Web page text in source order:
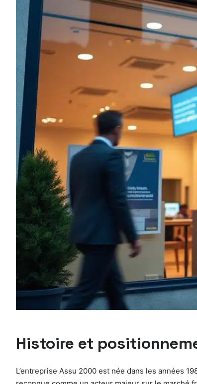
Histoire et
L’entreprise Assu 2000 est née dans les années